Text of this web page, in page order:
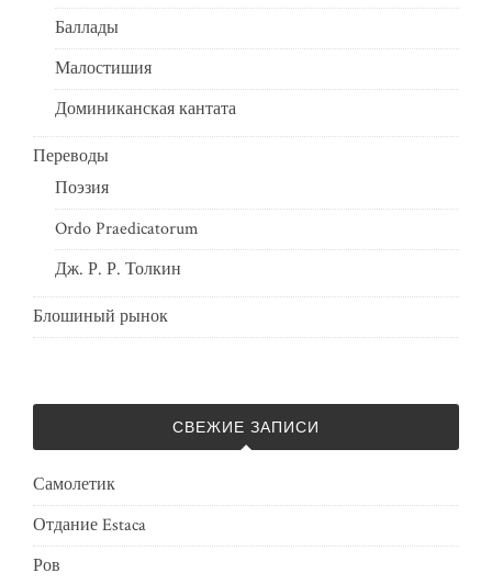
Баллады
Малостишия
Доминиканская кантата
Переводы
Поэзия
Ordo Praedicatorum
Дж. Р. Р. Толкин
Блошиный рынок
СВЕЖИЕ ЗАПИСИ
Самолетик
Отдание Estaca
Ров